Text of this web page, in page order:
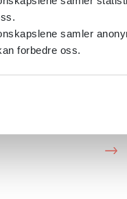
samler
forbedre oss.